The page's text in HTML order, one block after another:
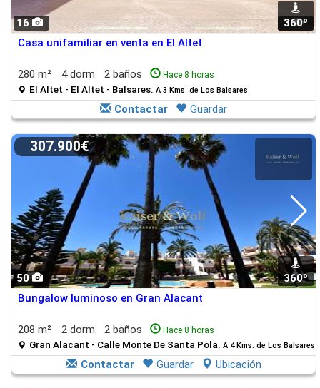
16 1
360º
Casa unifamiliar en venta en El Altet
280 m² 4 dorm. 2 baños Hace 8 horas
El Altet - El Altet - Balsares. A 3 Kms. de Los Balsares
Contactar Guardar
50 360º
307.900€
Bungalow luminoso en Gran Alacant
208 m² 2 dorm. 2 baños Hace 8 horas
Gran Alacant - Calle Monte De Santa Pola. A 4 Kms. de Los Balsares
Contactar Guardar Ubicación